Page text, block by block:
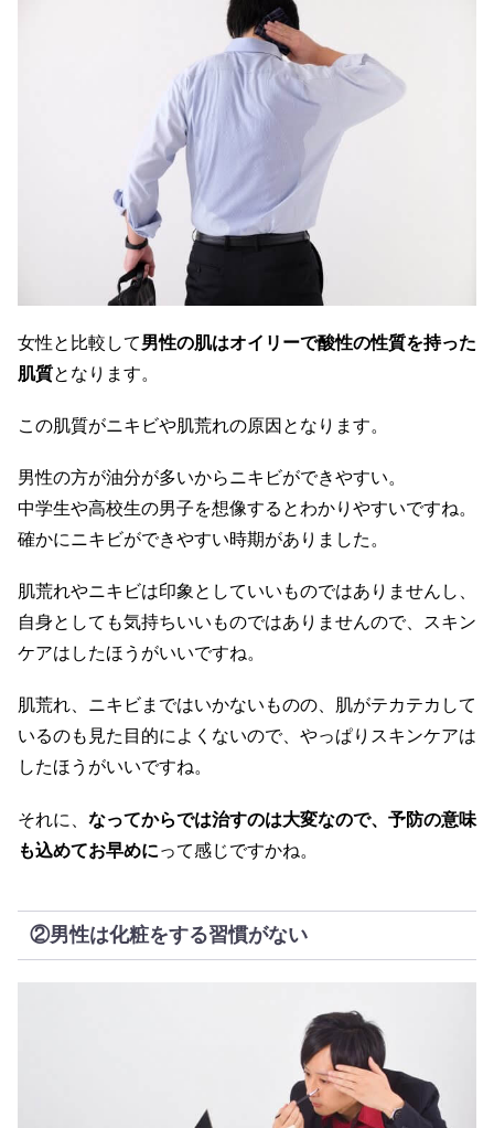
女性と比較して男性の肌はオイリーで酸性の性質を持った
肌質となります。
この肌質がニキビや肌荒れの原因となります。
男性の方が油分が多いからニキビができやすい。
中学生や高校生の男子を想像するとわかりやすいですね。
確かにニキビができやすい時期がありました。
肌荒れやニキビは印象としていいものではありませんし、
自身としても気持ちいいものではありませんので、スキン
ケアはしたほうがいいですね。
肌荒れ、ニキビまではいかないものの、肌がテカテカして
いるのも見た目的によくないので、やっぱりスキンケアは
したほうがいいですね。
それに、 なってからでは治すのは大変なので、予防の意味
も込めてお早めにって感じですかね。
②男性は化粧をする習慣がない